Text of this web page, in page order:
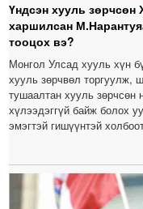
Үндсэн хууль зөрчсөн
харшилсан
тооцох вэ?
Монгол Улсад хууль хүн
хууль зөрчвөл торгуулж,
тушаалтан хууль зөрчсөн
хүлээдэггүй байж болох
эмэгтэй гишүүнтэй